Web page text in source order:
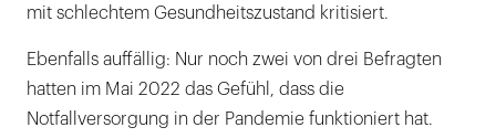
mit schlechtem Gesundheitszustand kritisiert.
Ebenfalls auffällig: Nur noch zwei von drei Befragten
hatten im Mai 2022 das Gefühl, dass die
Notfallversorgung in der Pandemie funktioniert hat.